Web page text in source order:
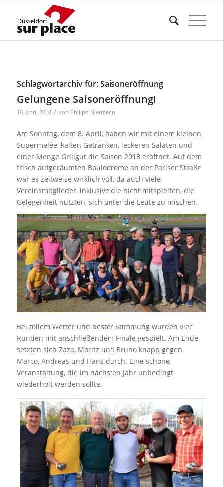
Schlagwortarchiv für:Saisoneröffnung
Gelungene Saisoneröffnung!
10. April 2018 / von Philipp Niermann
Am Sonntag, dem 8. April, haben wir mit einem kleinen
Supermelée, kalten Getränken, leckeren Salaten und
einer Menge Grillgut die Saison 2018 eröffnet. Auf dem
frisch aufgeräumten Boulodrome an der Pariser Straße
war es zeitweise wirklich voll, da auch viele
Vereinsmitglieder, inklusive die nicht mitspielten, die
Gelegenheit nutzten, sich unter die Leute zu mischen.
Bei tollem Wetter und bester Stimmung wurden vier
Runden mit anschließendem Finale gespielt. Am Ende
setzten sich Zaza, Moritz und Bruno knapp gegen
Marco, Andreas und Hans durch. Eine schöne
Veranstaltung, die im nächsten Jahr unbedingt
wiederholt werden sollte.